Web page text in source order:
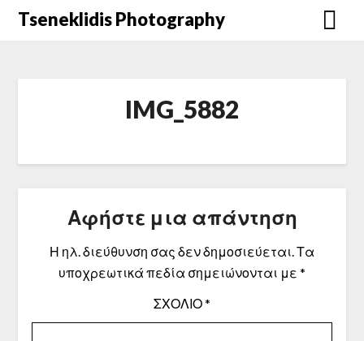
Μετάβαση
Tseneklidis Photography
IMG_5882
Αφήστε μια απάντηση
Η ηλ. διεύθυνση σας δεν δημοσιεύεται.Τα
υποχρεωτικά πεδία σημειώνονται με *
ΣΧΌΛΙΟ*